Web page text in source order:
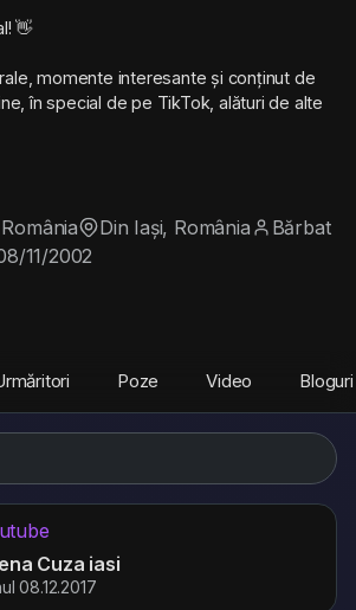
👋
momente interesante și conținut de
în special de pe TikTok, alături de alte
ură, violență sau conținut
originali.
noi!
Din Iași, România
Bărbat
11/2002
Poze Video Bloguri
Cuza iasi
08.12.2017